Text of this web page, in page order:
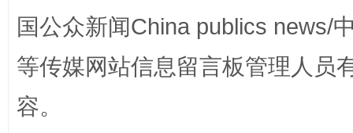
招工难、用工荒背后
国公众新闻China publics news/
等传媒网站信息留言板管理人员
容。